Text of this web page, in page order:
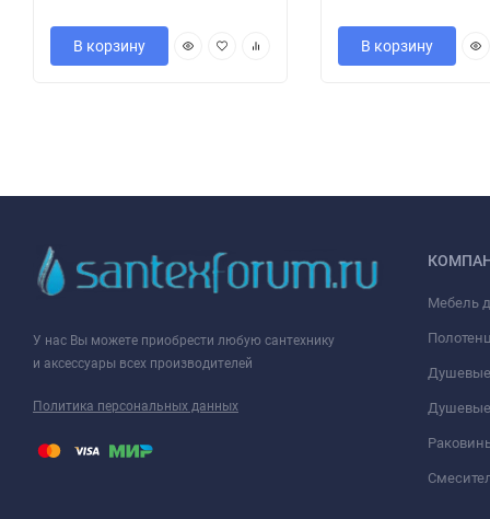
В корзину В корзину
У нас Вы можете приобрести любую сантехнику
и аксессуары всех производителей
Политика персональных данных
Мебель